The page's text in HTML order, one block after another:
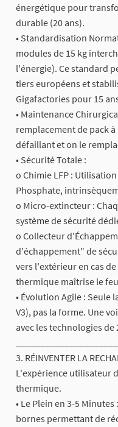
énergétique pour
durable (20 ans).
• Standardisation
modules de 15 kg
l'énergie). Ce standard
tiers européens et
Gigafactories pour 15
• Maintenance
remplacement de pack
défaillant et on le
• Sécurité Totale :
o Chimie LFP :
Phosphate,
o Micro-extincteur :
système de sécurité
o Collecteur
d'échappement" de
vers l'extérieur en cas
thermique maîtrise le
• Évolution Agile : Seule
V3), pas la forme. Une
avec les technologies de
3. RÉINVENTER LA
L'expérience utilisateur
thermique.
• Le Plein en 3-5
bornes permettant de